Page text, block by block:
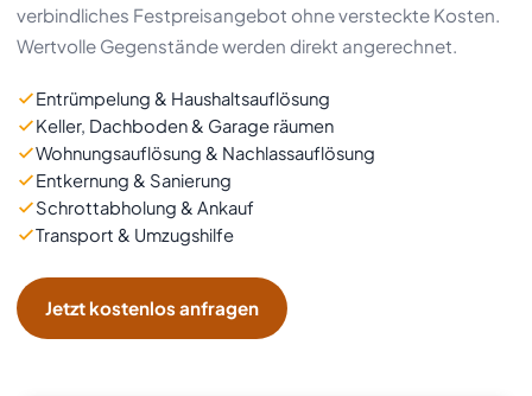
verbindliches Festpreisangebot ohne versteckte Kosten.
Wertvolle Gegenstände werden direkt angerechnet.
Entrümpelung & Haushaltsauflösung
Keller, Dachboden & Garage räumen
Wohnungsauflösung & Nachlassauflösung
Entkernung & Sanierung
Schrottabholung & Ankauf
Transport & Umzugshilfe
Jetzt kostenlos anfragen